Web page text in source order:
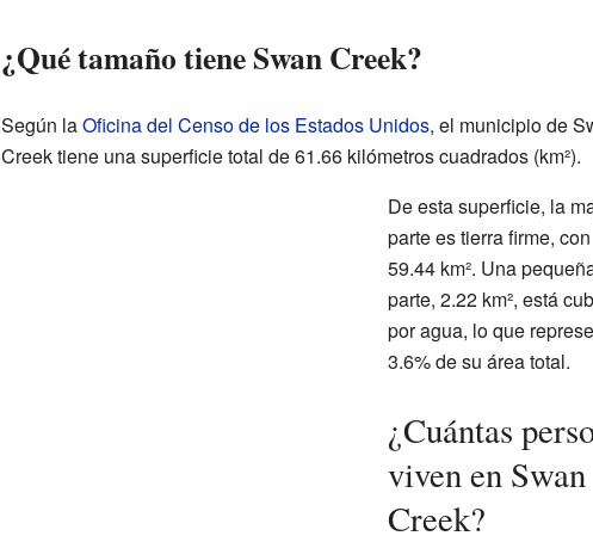
¿Qué tamaño tiene Swan Creek?
Según laOficina del Censo de los Estados Unidos, el municipio de
Creek tiene una superficie total de 61.66 kilómetros cuadrados (km²).
De esta superficie, la
parte es tierra firme, con
59.44 km². Una
parte, 2.22 km², está
por agua, lo que
3.6% de su área total.
¿Cuántas
viven en Swan
Creek?